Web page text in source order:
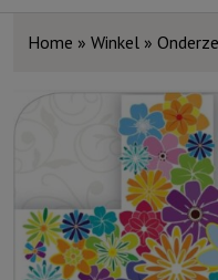
Home » Winkel »